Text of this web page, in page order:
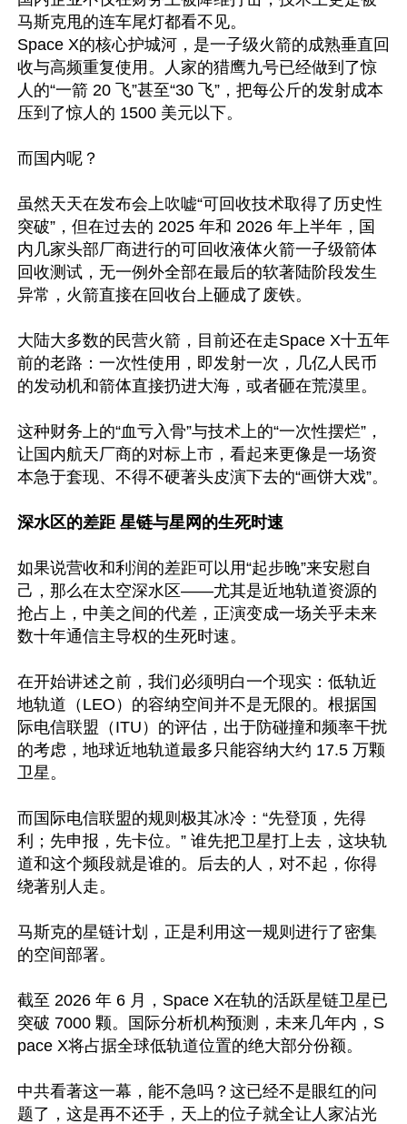
马斯克甩的连车尾灯都看不见。
Space X的核心护城河，是一子级火箭的成熟垂直回
收与高频重复使用。人家的猎鹰九号已经做到了惊
人的“一箭 20 飞”甚至“30 飞”，把每公斤的发射成本
压到了惊人的 1500 美元以下。
而国内呢？
虽然天天在发布会上吹嘘“可回收技术取得了历史性
突破”，但在过去的 2025 年和 2026 年上半年，国
内几家头部厂商进行的可回收液体火箭一子级箭体
回收测试，无一例外全部在最后的软著陆阶段发生
异常，火箭直接在回收台上砸成了废铁。
大陆大多数的民营火箭，目前还在走Space X十五年
前的老路：一次性使用，即发射一次，几亿人民币
的发动机和箭体直接扔进大海，或者砸在荒漠里。
这种财务上的“血亏入骨”与技术上的“一次性摆烂”，
让国内航天厂商的对标上市，看起来更像是一场资
本急于套现、不得不硬著头皮演下去的“画饼大戏”。
深水区的差距 星链与星网的生死时速
如果说营收和利润的差距可以用“起步晚”来安慰自
己，那么在太空深水区——尤其是近地轨道资源的
抢占上，中美之间的代差，正演变成一场关乎未来
数十年通信主导权的生死时速。
在开始讲述之前，我们必须明白一个现实：低轨近
地轨道（LEO）的容纳空间并不是无限的。根据国
际电信联盟（ITU）的评估，出于防碰撞和频率干扰
的考虑，地球近地轨道最多只能容纳大约 17.5 万颗
卫星。
而国际电信联盟的规则极其冰冷：“先登顶，先得
利；先申报，先卡位。” 谁先把卫星打上去，这块轨
道和这个频段就是谁的。后去的人，对不起，你得
绕著别人走。
马斯克的星链计划，正是利用这一规则进行了密集
的空间部署。
截至 2026 年 6 月，Space X在轨的活跃星链卫星已
突破 7000 颗。国际分析机构预测，未来几年内，S
pace X将占据全球低轨道位置的绝大部分份额。
中共看著这一幕，能不急吗？这已经不是眼红的问
题了，这是再不还手，天上的位子就全让人家沾光